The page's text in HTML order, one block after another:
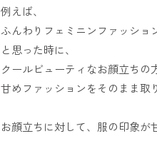
例えば、
ふんわりフェミニンファッショ
と思った時に、
クールビューティなお顔立ちの
甘めファッションをそのまま取
お顔立ちに対して、服の印象